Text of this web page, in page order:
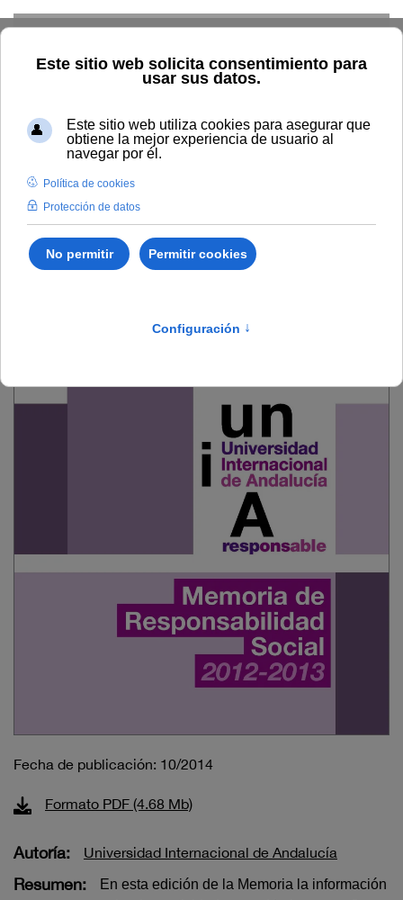
Inicio Vida universitaria
Biblioteca y publicaciones
Publicaciones
Búsqueda por año
Memoria de
Responsabilidad Social
Fecha de publicación: 10/2014
Formato PDF (4.68 Mb)
Autoría: Universidad Internacional de Andalucía
Resumen:
En esta edición de la Memoria la información